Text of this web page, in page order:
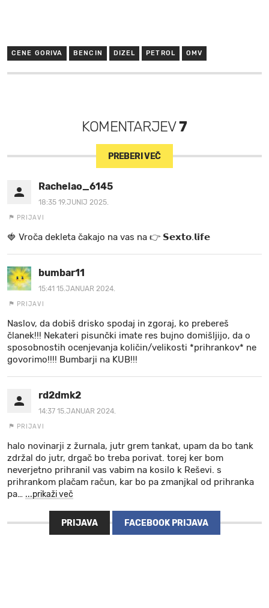
CENE GORIVA BENCIN DIZEL PETROL OMV
KOMENTARJEV7
PREBERI VEČ
Rachelao_6145
18:35 19.JUNIJ 2025.
PRIJAVI
🍓 V r o č a d e k l e t a ča k a jo na va s n a 👉 𝗦𝗲𝘅𝘁𝗼.𝗹𝗶𝗳𝗲
bumbar11
15:41 15.JANUAR 2024.
PRIJAVI
Naslov, da dobiš drisko spodaj in zgoraj, ko prebereš
članek!!! Nekateri pisunčki imate res bujno domišljijo, da o
sposobnostih ocenjevanja količin/velikosti *prihrankov* ne
govorimo!!!! Bumbarji na KUB!!!
rd2dmk2
14:37 15.JANUAR 2024.
PRIJAVI
halo novinarji z žurnala, jutr grem tankat, upam da bo tank
zdržal do jutr, drgač bo treba porivat. torej ker bom
neverjetno prihranil vas vabim na kosilo k Reševi. s
prihrankom plačam račun, kar bo pa zmanjkal od prihranka
pa… ...prikaži več
PRIJAVA FACEBOOK PRIJAVA